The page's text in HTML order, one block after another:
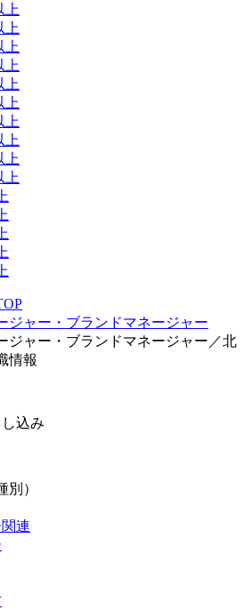
上
上
上
上
上
上
上
上
上
上
ジャー・ブランドマネージャー
ジャー・ブランドマネージャー／北
情報
込み
別）
連